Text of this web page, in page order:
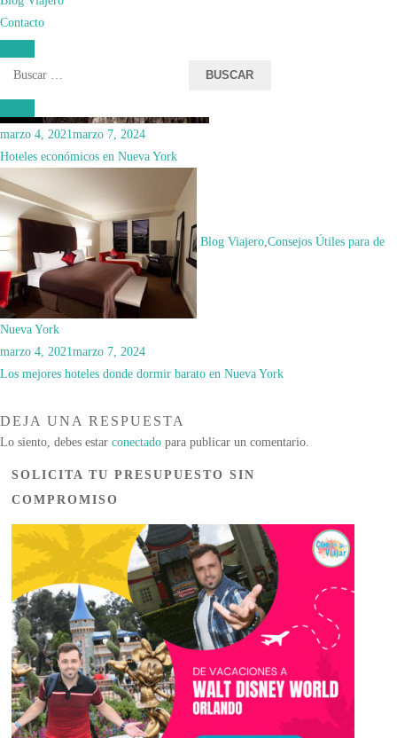
Contacto
Buscar:
marzo 4, 2021marzo 7, 2024
Hoteles económicos en Nueva York
Blog Viajero,Consejos Útiles para de
Nueva York
marzo 4, 2021marzo 7, 2024
Los mejores hoteles donde dormir barato en Nueva York
DEJA UNA RESPUESTA
Lo siento, debes estar conectado para publicar un comentario.
SOLICITA TU PRESUPUESTO SIN
COMPROMISO